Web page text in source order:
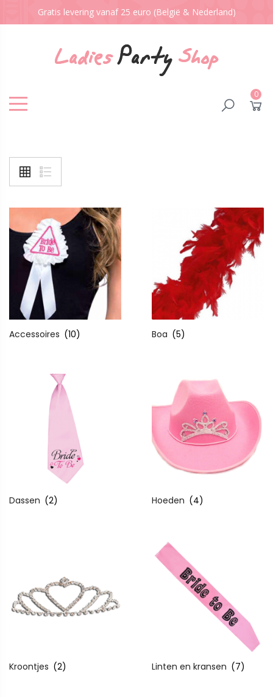
Gratis levering vanaf 25 euro (België & Nederland)
0
Accessoires (10) Boa (5)
Dassen (2) Hoeden (4)
Kroontjes (2) Linten en kransen (7)